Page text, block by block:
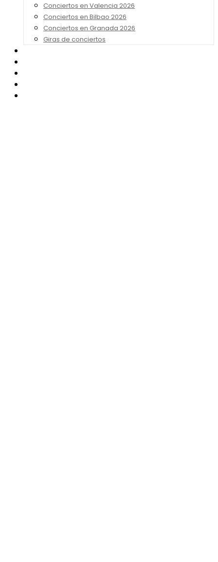
Conciertos en Valencia 2026
Conciertos en Bilbao 2026
Conciertos en Granada 2026
Giras de conciertos